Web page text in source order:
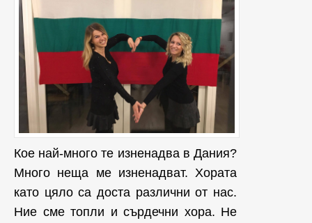
Кое най-много те изненадва в Дания?
Много неща ме изненадват. Хората
като цяло са доста различни от нас.
Ние сме топли и сърдечни хора. Не